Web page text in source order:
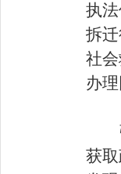
执
拆
社
办
获